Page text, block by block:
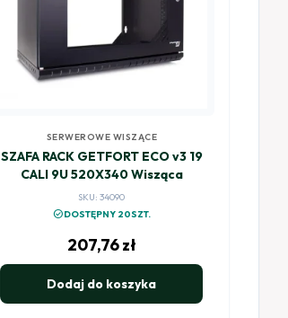
SERWEROWE WISZĄCE
SZAFA RACK GETFORT ECO v3 19
CALI 9U 520X340 Wisząca
SKU: 34090
check_circleDOSTĘPNY 20SZT.
207,76zł
Dodaj do koszyka